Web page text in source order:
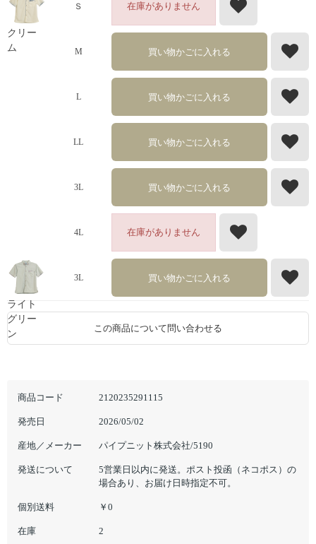
商品コード 2120235291115
発売日 2026/05/02
産地／メーカー パイプニット株式会社/5190
発送について
5営業日以内に発送。ポスト投函（ネコポス）の
場合あり、お届け日時指定不可。
個別送料 ￥0
在庫 2
クリー
ム
Ｓ 在庫がありません
M 買い物かごに入れる
L 買い物かごに入れる
LL 買い物かごに入れる
3L 買い物かごに入れる
4L 在庫がありません
ライト
グリー
ン
3L 買い物かごに入れる
この商品について問い合わせる